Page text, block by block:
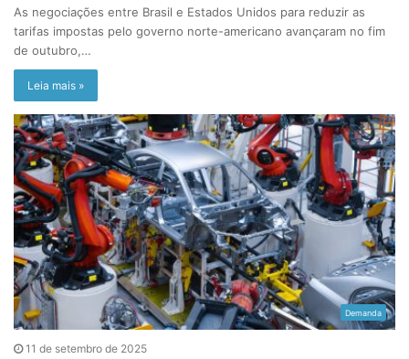
As negociações entre Brasil e Estados Unidos para reduzir as
tarifas impostas pelo governo norte-americano avançaram no fim
de outubro,…
Leia mais »
Demanda
11 de setembro de 2025